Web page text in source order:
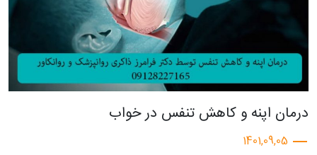
درمان اپنه و کاهش تنفس در خواب
1401,09,05